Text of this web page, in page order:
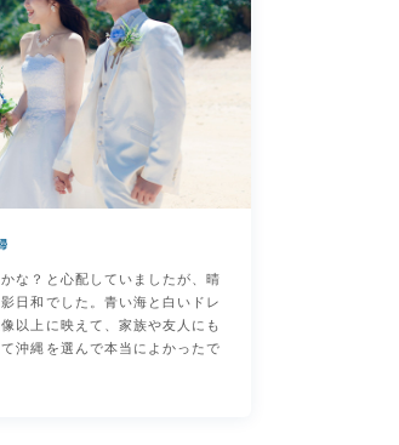
な？と心配していましたが、晴
日和でした。青い海と白いドレ
以上に映えて、家族や友人にも
沖縄を選んで本当によかったで